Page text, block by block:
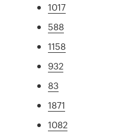
1017
588
1158
932
83
1871
1082